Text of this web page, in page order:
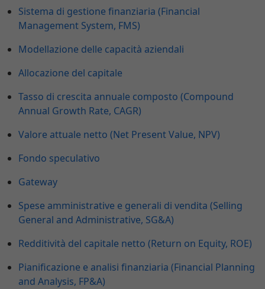
Sistema di gestione finanziaria (Financial
Management System, FMS)
Modellazione delle capacità aziendali
Allocazione del capitale
Tasso di crescita annuale composto (Compound
Annual Growth Rate, CAGR)
Valore attuale netto (Net Present Value, NPV)
Fondo speculativo
Gateway
Spese amministrative e generali di vendita (Selling
General and Administrative, SG&A)
Redditività del capitale netto (Return on Equity, ROE)
Pianificazione e analisi finanziaria (Financial Planning
and Analysis, FP&A)